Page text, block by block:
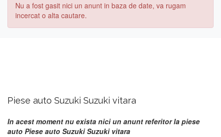
Nu a fost gasit nici un anunt in baza de date, va rugam
incercat o alta cautare.
Piese auto Suzuki Suzuki vitara
In acest moment nu exista nici un anunt referitor la piese
auto Piese auto Suzuki Suzuki vitara